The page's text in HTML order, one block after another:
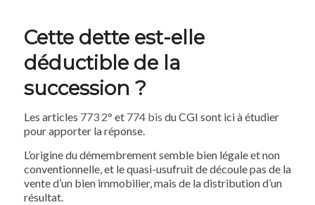
Cette dette est-elle
déductible de la
succession ?
Les articles 773 2° et 774 bis du CGI sont ici à étudier
pour apporter la réponse.
L’origine du démembrement semble bien légale et non
conventionnelle, et le quasi-usufruit de découle pas de la
vente d’un bien immobilier, mais de la distribution d’un
résultat.